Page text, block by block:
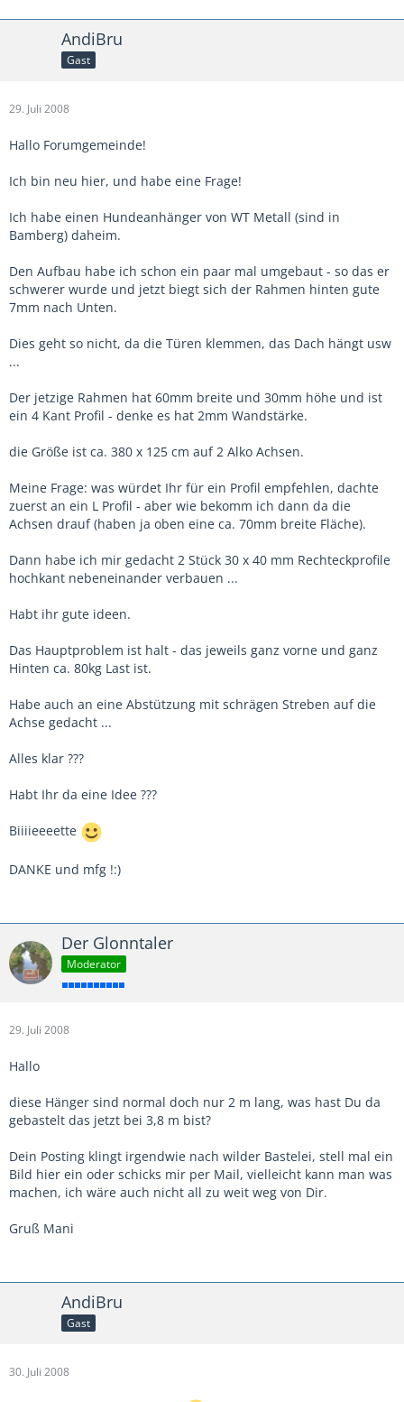
AndiBru
Gast
29. Juli 2008
Hallo Forumgemeinde!
Ich bin neu hier, und habe eine Frage!
Ich habe einen Hundeanhänger von WT Metall (sind in
Bamberg) daheim.
Den Aufbau habe ich schon ein paar mal umgebaut - so das er
schwerer wurde und jetzt biegt sich der Rahmen hinten gute
7mm nach Unten.
Dies geht so nicht, da die Türen klemmen, das Dach hängt usw
...
Der jetzige Rahmen hat 60mm breite und 30mm höhe und ist
ein 4 Kant Profil - denke es hat 2mm Wandstärke.
die Größe ist ca. 380 x 125 cm auf 2 Alko Achsen.
Meine Frage: was würdet Ihr für ein Profil empfehlen, dachte
zuerst an ein L Profil - aber wie bekomm ich dann da die
Achsen drauf (haben ja oben eine ca. 70mm breite Fläche).
Dann habe ich mir gedacht 2 Stück 30 x 40 mm Rechteckprofile
hochkant nebeneinander verbauen ...
Habt ihr gute ideen.
Das Hauptproblem ist halt - das jeweils ganz vorne und ganz
Hinten ca. 80kg Last ist.
Habe auch an eine Abstützung mit schrägen Streben auf die
Achse gedacht ...
Alles klar ???
Habt Ihr da eine Idee ???
Biiiieeeette
DANKE und mfg !:)
Der Glonntaler
Moderator
29. Juli 2008
Hallo
diese Hänger sind normal doch nur 2 m lang, was hast Du da
gebastelt das jetzt bei 3,8 m bist?
Dein Posting klingt irgendwie nach wilder Bastelei, stell mal ein
Bild hier ein oder schicks mir per Mail, vielleicht kann man was
machen, ich wäre auch nicht all zu weit weg von Dir.
Gruß Mani
AndiBru
Gast
30. Juli 2008